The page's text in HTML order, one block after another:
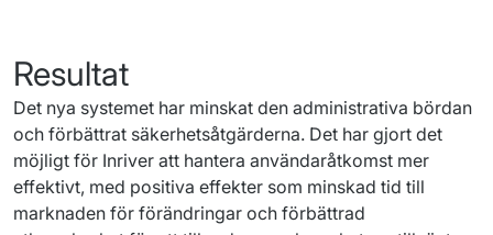
Resultat
Det nya systemet har minskat den administrativa bördan
och förbättrat säkerhetsåtgärderna. Det har gjort
möjligt för Inriver att hantera användaråtkomst mer
effektivt, med positiva effekter som minskad tid
marknaden för förändringar och förbättrad